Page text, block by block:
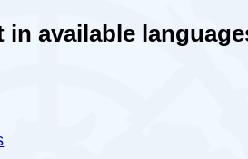
in available